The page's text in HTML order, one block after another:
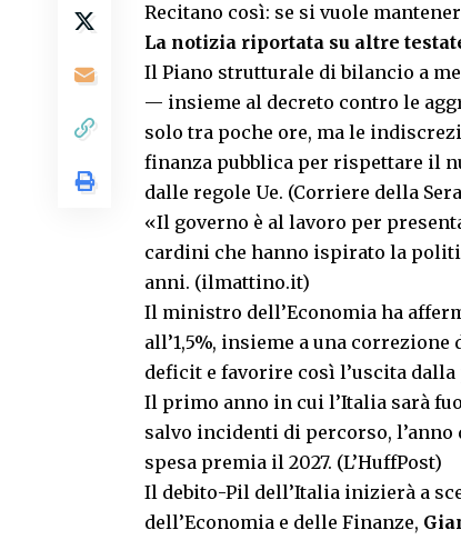
Recitano così: se si vuole
La notizia riportata su altre
Il Piano strutturale di bilancio a
— insieme al decreto contro le
solo tra poche ore, ma le
finanza pubblica per rispettare il
dalle regole Ue. (Corriere della
«Il governo è al lavoro per
cardini che hanno ispirato la
anni. (ilmattino.it)
Il ministro dell’Economia ha
all’1,5%, insieme a una
deficit e favorire così l’uscita
Il primo anno in cui l’Italia sarà
salvo incidenti di percorso,
spesa premia il 2027. (L’HuffPost)
Il debito-Pil dell’Italia inizierà a
dell’Economia e delle Finanze,